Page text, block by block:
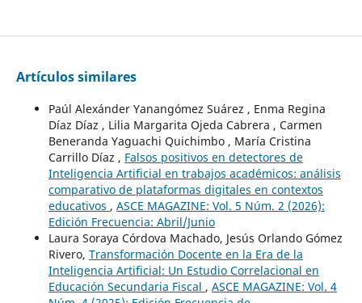
Artículos similares
Paúl Alexánder Yanangómez Suárez , Enma Regina
Díaz Díaz , Lilia Margarita Ojeda Cabrera , Carmen
Beneranda Yaguachi Quichimbo , María Cristina
Carrillo Díaz , Falsos positivos en detectores de
Inteligencia Artificial en trabajos académicos: análisis
comparativo de plataformas digitales en contextos
educativos , ASCE MAGAZINE: Vol. 5 Núm. 2 (2026):
Edición Frecuencia: Abril/Junio
Laura Soraya Córdova Machado, Jesús Orlando Gómez
Rivero, Transformación Docente en la Era de la
Inteligencia Artificial: Un Estudio Correlacional en
Educación Secundaria Fiscal , ASCE MAGAZINE: Vol. 4